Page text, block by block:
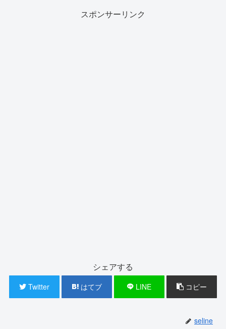
スポンサーリンク
シェアする
Twitter はてブ LINE コピー
seline